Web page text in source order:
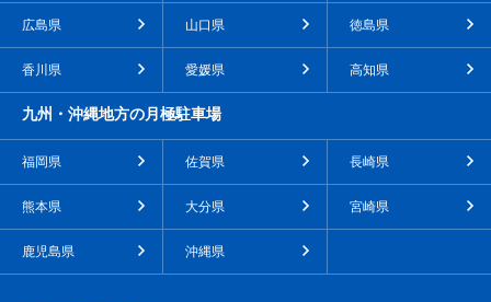
広島県 山口県 徳島県
香川県 愛媛県 高知県
九州・沖縄地方の月極駐車場
福岡県 佐賀県 長崎県
熊本県 大分県 宮崎県
鹿児島県 沖縄県